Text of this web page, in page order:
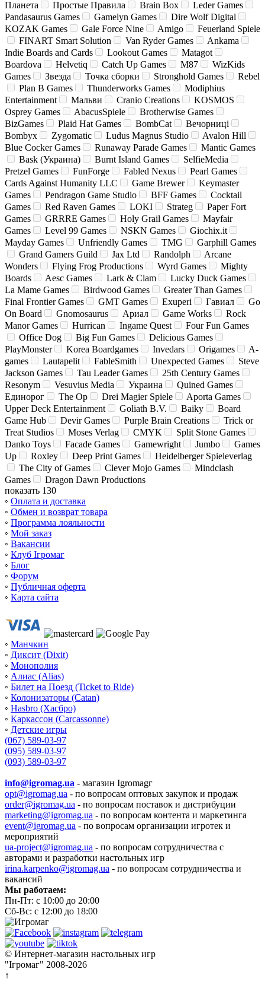
Планета Простые Правила Brain Box
Leder Games
Pandasaurus Games
Gamelyn Games
Dire Wolf Digital
KOZAK Games
Gale Force Nine Amigo
Feuerland Spiele
FINART Smart Solution
Van Ryder Games
Ankama
Indie Boards and Cards
Lookout Games
Matagot
Boardova
Helvetiq Catch Up Games M87
WizKids
Games
Звезда Точка сборки Stronghold Games
Rebel
Plan B Games
Thunderworks Games
Modiphius
Entertainment
Мальви Cranio Creations
KOSMOS
Osprey Games
AbacusSpiele
Brotherwise Games
BizGames
Plaid Hat Games BombCat
Вечорниці
Bombyx
Zygomatic Ludus Magnus Studio
Avalon Hill
Blue Cocker Games
Runaway Parade Games
Mantic Games
Bask (Украина)
Burnt Island Games
SelfieMedia
Pretzel Games
FunForge Fabled Nexus
Pearl Games
Cards Against Humanity LLC
Game Brewer
Keymaster
Games
Pendragon Game Studio BFF Games
Cocktail
Games
Red Raven Games LOKI Strateg
Paper Fort
Games
GRRRE Games Holy Grail Games
Mayfair
Games
Level 99 Games NSKN Games
Giochix.it
Mayday Games
Unfriendly Games TMG
Garphill Games
Grand Gamers Guild
Jax Ltd Randolph
Arcane
Wonders
Flying Frog Productions Wyrd Games
Mighty
Boards
Aesc Games Lark & Clam
Lucky Duck Games
La Mame Games
Birdwood Games
Greater Than Games
Final Frontier Games
GMT Games Exuperi Гавиал
Go
On Board
Gnomosaurus Ариал Game Works
Rock
Manor Games
Hurrican Ingame Quest
Four Fun Games
Office Dog
Big Fun Games
Delicious Games
PlayMonster
Korea Boardgames Invedars Origames
A-
games
Lautapelit FableSmith Unexpected Games
Steve
Jackson Games
Tau Leader Games
25th Century Games
Resonym
Vesuvius Media Украина
Quined Games
Единорог
The Op Drei Magier Spiele
Aporta Games
Upper Deck Entertainment
Goliath B.V. Baiky
Board
Game Hub
Devir Games Purple Brain Creations
Trick or
Treat Studios
Moses Verlag CMYK
Split Stone Games
Danko Toys
Facade Games Gamewright Jumbo
Games
Up
Roxley Deep Print Games
Heidelberger Spieleverlag
The City of Games
Clever Mojo Games
Mindclash
Games
Dragon Dawn Productions
показать 130
◦ Оплата и доставка
◦ Обмен и возврат товара
◦ Программа лояльности
◦ Мой заказ
◦ Вакансии
◦ Клуб Ігромаг
◦ Блог
◦ Форум
◦ Публичная оферта
◦ Карта сайта
◦ Манчкин
◦ Диксит (Dixit)
◦ Монополия
◦ Алиас (Alias)
◦ Билет на Поезд (Ticket to Ride)
◦ Колонизаторы (Catan)
◦ Hasbro (Хасбро)
◦ Каркассон (Carcassonne)
◦ Детские игры
(067) 589-03-97
(095) 589-03-97
(093) 589-03-97
info@igromag.ua - магазин Igromagг
opt@igromag.ua - по вопросам оптовых закупок и продаж
order@igromag.ua - по вопросам поставок и дистрибуции
marketing@igromag.ua - по вопросам контента и маркетинга
event@igromag.ua - по вопросам организации игротек и
мероприятий
ua-project@igromag.ua - по вопросам сотрудничества с
авторами и разработки настольных игр
irina.karpenko@igromag.ua - по вопросам сотрудничества и
вакансий
Мы работаем:
Пн-Пт: с 10:00 до 20:00
Сб-Вс: с 12:00 до 18:00
© Интернет-магазин настольных игр
"Ігромаг" 2008-2026
↑